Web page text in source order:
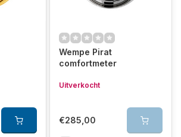
Wempe Pirat
comfortmeter
Uitverkocht
€285,00